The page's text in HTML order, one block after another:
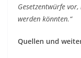
Gesetzentwürfe
werden könnten.“
Quellen und